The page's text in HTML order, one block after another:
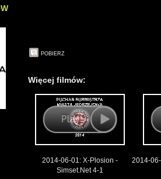
POBIERZ
Więcej filmów:
2014-06-01: X-Plosion -
Simset.Net 4-1
2014-